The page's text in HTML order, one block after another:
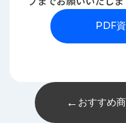
PDF
← おすすめ